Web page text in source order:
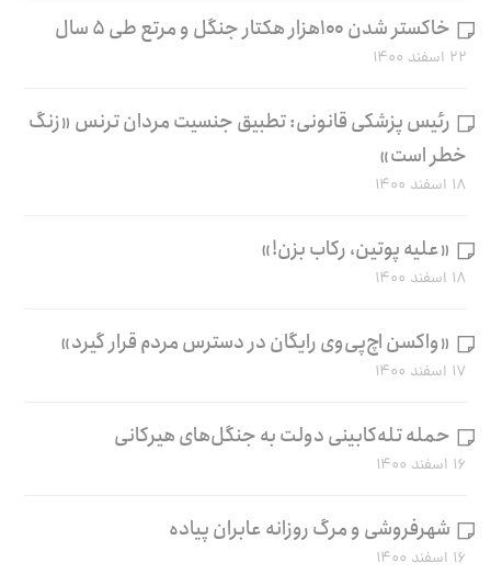
خاکستر شدن ۱۰۰هزار هکتار جنگل و مرتع طی ۵ سال
۲۲ اسفند ۱۴۰۰
رئیس پزشکی قانونی: تطبیق جنسیت مردان ترنس «زنگ
خطر است»
۱۸ اسفند ۱۴۰۰
«علیه پوتین، رکاب بزن!»
۱۸ اسفند ۱۴۰۰
«واکسن اچ‌پی‌وی رایگان در دسترس مردم قرار گیرد»
۱۷ اسفند ۱۴۰۰
حمله تله‌کابینی دولت به جنگل‌های هیرکانی
۱۶ اسفند ۱۴۰۰
شهرفروشی و مرگ روزانه عابران پیاده
۱۶ اسفند ۱۴۰۰